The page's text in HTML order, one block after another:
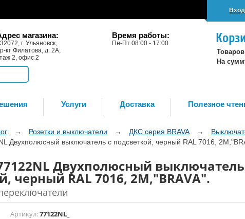
Вход
магазина:
г. Ульяновск,
кт Филатова, д. 2А,
2, офис 2
Время работы:
Пн-Пт 08:00 - 17:00
На
Услуги Доставка Полезное
→ Розетки и выключатели → ДКС серия BRAVA →
Двухполюсный выключатель с подсветкой, черный RAL 7016,
Двухполюсный
черный RAL 7016, 2М,"BRAVA".
Артикул:77122NL_